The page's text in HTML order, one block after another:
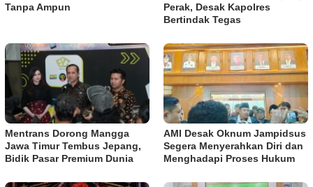
Tanpa Ampun
Perak, Desak Kapolres
Bertindak Tegas
Mentrans Dorong Mangga
Jawa Timur Tembus Jepang,
Bidik Pasar Premium Dunia
AMI Desak Oknum Jampidsus
Segera Menyerahkan Diri dan
Menghadapi Proses Hukum